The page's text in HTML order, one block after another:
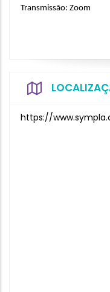
Transmissão: Zoom
https://